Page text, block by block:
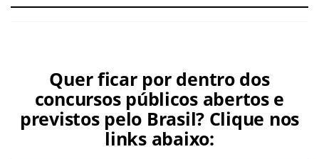
Quer ficar por dentro dos
concursos públicos abertos e
previstos pelo Brasil? Clique nos
links abaixo: